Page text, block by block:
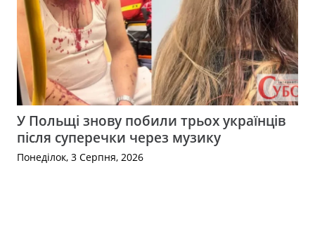
У Польщі знову побили трьох українців
після суперечки через музику
Понеділок, 3 Серпня, 2026